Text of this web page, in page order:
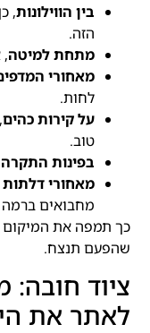
בין הווילונות,
הזה.
מתחת למיטה,
מאחורי
לחות.
על קירות כהים
טוב.
בפינות התקרה
מאחורי דלתות
מחבואים
כך תמפה את
שהפעם תנצח.
ציוד חובה:
לאתר את